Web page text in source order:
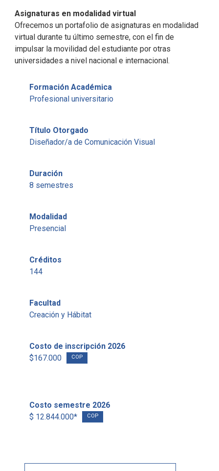
Asignaturas en modalidad virtual
Ofrecemos un portafolio de asignaturas en modalidad
virtual durante tu último semestre, con el fin de
impulsar la movilidad del estudiante por otras
universidades a nivel nacional e internacional.
Formación Académica
Profesional universitario
Título Otorgado
Diseñador/a de Comunicación Visual
Duración
8 semestres
Modalidad
Presencial
Créditos
144
Facultad
Creación y Hábitat
Costo de inscripción 2026
$167.000
COP
Costo semestre 2026
$ 12.844.000*
COP